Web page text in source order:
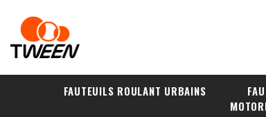
FAUTEUILS ROULANT URBAINS